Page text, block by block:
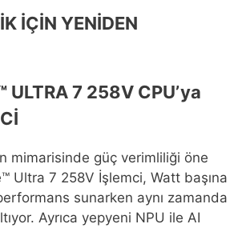
İÇİN YENİDEN
ULTRA 7 258V CPU’ya
mimarisinde güç verimliliği öne
Ultra 7 258V İşlemci, Watt başına
sunarken aynı zamanda
Ayrıca yepyeni NPU ile AI